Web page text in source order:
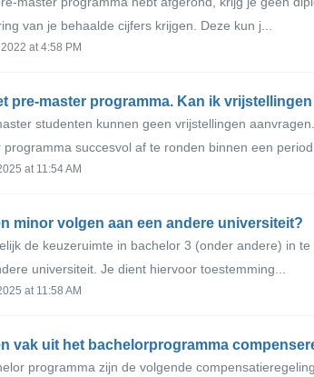
van je behaalde cijfers krijgen. Deze kun j...
at 4:58 PM
pre-master programma. Kan ik
studenten kunnen geen vrijstellingen
succesvol af te ronden binnen een
at 11:54 AM
minor volgen aan een andere universiteit?
de keuzeruimte in bachelor 3 (onder andere) in
universiteit. Je dient hiervoor toestemming...
at 11:58 AM
vak uit het bachelorprogramma
programma zijn de volgende